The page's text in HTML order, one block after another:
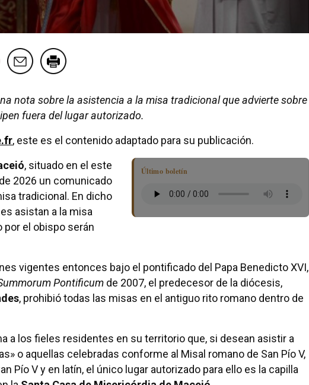
nota sobre la asistencia a la misa tradicional que advierte sobre
fuera del lugar autorizado.
, este es el contenido adaptado para su publicación.
Último boletín
, situado en el este
2026 un comunicado
tradicional. En dicho
asistan a la misa
por el obispo serán
vigentes entonces bajo el pontificado del Papa Benedicto XVI,
Pontificum de 2007, el predecesor de la diócesis,
, prohibió todas las misas en el antiguo rito romano dentro de
a los fieles residentes en su territorio que, si desean asistir a
o aquellas celebradas conforme al Misal romano de San Pío V,
Pío V y en latín, el único lugar autorizado para ello es la capilla